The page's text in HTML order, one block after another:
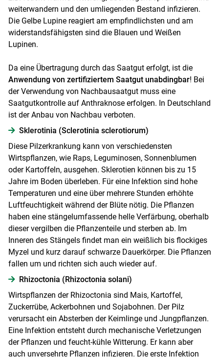
weiterwandern und den umliegenden Bestand infizieren.
Die Gelbe Lupine reagiert am empfindlichsten und am
widerstandsfähigsten sind die Blauen und Weißen
Lupinen.
Da eine Übertragung durch das Saatgut erfolgt, ist die
Anwendung von zertifiziertem Saatgut unabdingbar! Bei
der Verwendung von Nachbausaatgut muss eine
Saatgutkontrolle auf Anthraknose erfolgen. In Deutschland
ist der Anbau von Nachbau verboten.
Sklerotinia (Sclerotinia sclerotiorum)
Diese Pilzerkrankung kann von verschiedensten
Wirtspflanzen, wie Raps, Leguminosen, Sonnenblumen
oder Kartoffeln, ausgehen. Sklerotien können bis zu 15
Jahre im Boden überleben. Für eine Infektion sind hohe
Temperaturen und eine über mehrere Stunden erhöhte
Luftfeuchtigkeit während der Blüte nötig. Die Pflanzen
haben eine stängelumfassende helle Verfärbung, oberhalb
dieser vergilben die Pflanzenteile und sterben ab. Im
Inneren des Stängels findet man ein weißlich bis flockiges
Myzel und kurz darauf schwarze Dauerkörper. Die Pflanzen
fallen um und richten sich auch wieder auf.
Rhizoctonia (Rhizoctonia solani)
Wirtspflanzen der Rhizoctonia sind Mais, Kartoffel,
Zuckerrübe, Ackerbohnen und Sojabohnen. Der Pilz
verursacht ein Absterben der Keimlinge und Jungpflanzen.
Eine Infektion entsteht durch mechanische Verletzungen
der Pflanzen und feucht-kühle Witterung. Er kann aber
auch unversehrte Pflanzen infizieren. Die erste Infektion